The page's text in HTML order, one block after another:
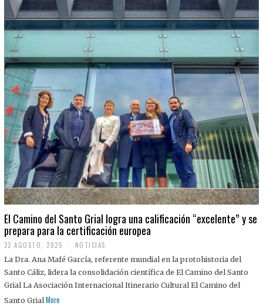
El Camino del Santo Grial logra una calificación “excelente” y se
prepara para la certificación europea
22 AGOSTO, 2025
2
A
G
O
S
NOTICIAS
La Dra. Ana Mafé García, referente mundial en la protohistoria del
Santo Cáliz, lidera la consolidación científica de El Camino del Santo
Grial La Asociación Internacional Itinerario Cultural El Camino del
Santo Grial More